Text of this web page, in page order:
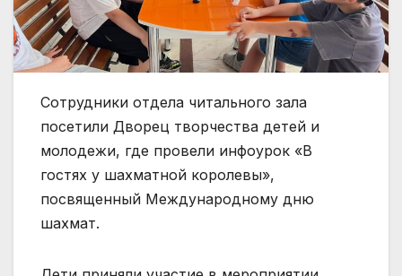
Сотрудники отдела читального зала
посетили Дворец творчества детей и
молодежи, где провели инфоурок «В
гостях у шахматной королевы»,
посвященный Международному дню
шахмат.